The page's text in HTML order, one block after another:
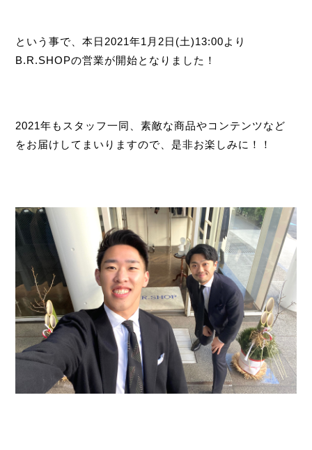
という事で、本日2021年1月2日(土)13:00より
B.R.SHOPの営業が開始となりました！
2021年もスタッフ一同、素敵な商品やコンテンツなど
をお届けしてまいりますので、是非お楽しみに！！